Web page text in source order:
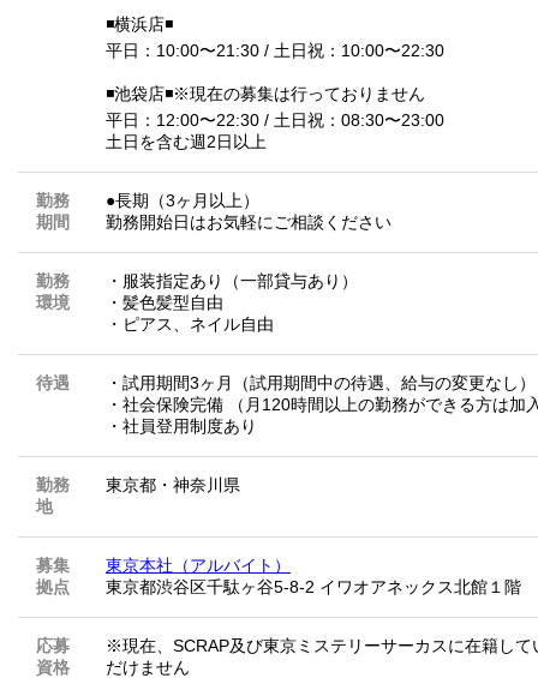
◾️横浜店◾️
平日：10:00〜21:30 / 土日祝：10:00〜22:30
◾️池袋店◾️※現在の募集は行っておりません
平日：12:00〜22:30 / 土日祝：08:30〜23:00
土日を含む週2日以上
勤務
期間
●長期（3ヶ月以上）
勤務開始日はお気軽にご相談ください
勤務
環境
・服装指定あり（一部貸与あり）
・髪色髪型自由
・ピアス、ネイル自由
待遇
・試用期間3ヶ月（試用期間中の待遇、給与の変更なし）
・社会保険完備 （月120時間以上の勤務ができる方は加
・社員登用制度あり
勤務
地
東京都 ・ 神奈川県
募集
拠点
東京本社（アルバイト）
東京都渋谷区千駄ヶ谷5-8-2 イワオアネックス北館１階
応募
資格
※現在、SCRAP及び東京ミステリーサーカスに在籍して
だけません